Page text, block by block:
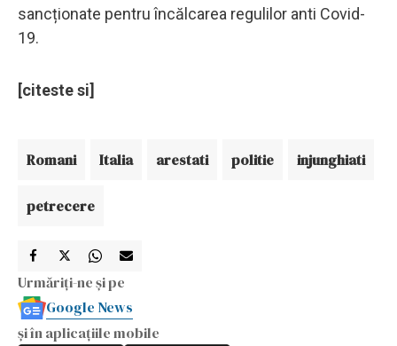
sancționate pentru încălcarea regulilor anti Covid-
19.
[citeste si]
Romani Italia arestati politie injunghiati
petrecere
Urmăriți-ne și pe
Google News
și în aplicațiile mobile